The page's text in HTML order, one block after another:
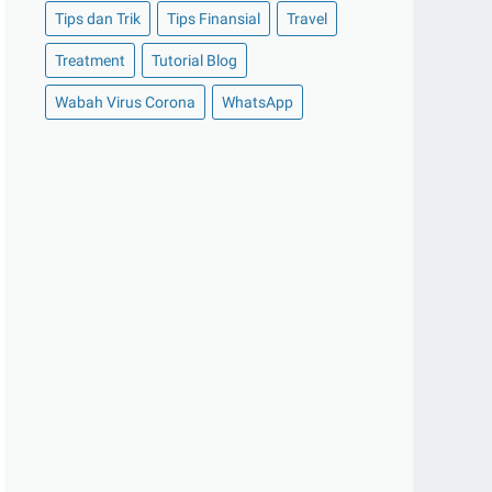
►Oktober 2020 (11)
►September 2020(8)
►Agustus 2020
(13)
Tips dan Trik Tips Finansial Travel
Treatment Tutorial Blog
Wabah Virus Corona WhatsApp